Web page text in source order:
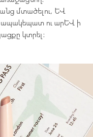
մտածելու, և
ապակեպատ ու արև ի
կտրել։